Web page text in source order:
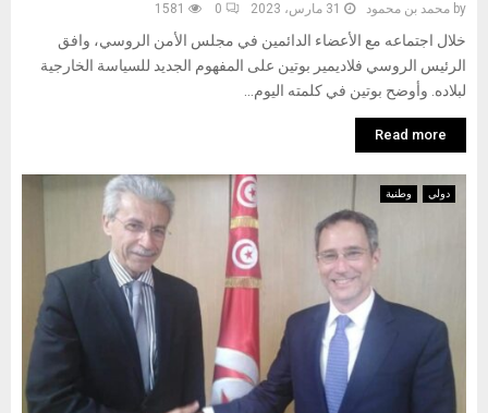
by محمد بن محمود 31 مارس، 2023 0
1581
خلال اجتماعه مع الأعضاء الدائمين في مجلس الأمن الروسي، وافق
الرئيس الروسي فلاديمير بوتين على المفهوم الجديد للسياسة الخارجية
لبلاده. وأوضح بوتين في كلمته اليوم...
Read more
دولي وطنية